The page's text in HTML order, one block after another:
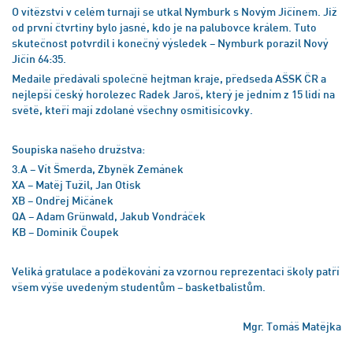
O vítězství v celém turnaji se utkal Nymburk s Novým Jičínem. Již
od první čtvrtiny bylo jasné, kdo je na palubovce králem. Tuto
skutečnost potvrdil i konečný výsledek – Nymburk porazil Nový
Jičín 64:35.
Medaile předávali společně hejtman kraje, předseda AŠSK ČR a
nejlepší český horolezec Radek Jaroš, který je jedním z 15 lidí na
světě, kteří mají zdolané všechny osmitisícovky.
Soupiska našeho družstva:
3.A – Vít Šmerda, Zbyněk Zemánek
XA – Matěj Tužil, Jan Otisk
XB – Ondřej Mičánek
QA – Adam Grünwald, Jakub Vondráček
KB – Dominik Čoupek
Veliká gratulace a poděkování za vzornou reprezentaci školy patří
všem výše uvedeným studentům – basketbalistům.
Mgr. Tomáš Matějka